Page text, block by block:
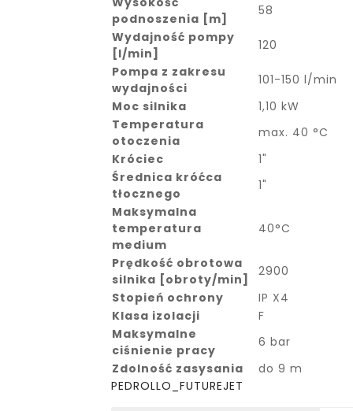
podnoszenia [m]
58
Wydajność pompy
[l/min]
120
Pompa z zakresu
wydajności
101-150 l/min
Moc silnika
1,10 kW
Temperatura
otoczenia
max. 40 °C
Króciec
1"
Średnica króćca
tłocznego
1"
Maksymalna
temperatura
medium
40°C
Prędkość obrotowa
silnika [obroty/min]
2900
Stopień ochrony
IP X4
Klasa izolacji
F
Maksymalne
ciśnienie pracy
6 bar
Zdolność zasysania
do 9 m
PEDROLLO_FUTUREJET